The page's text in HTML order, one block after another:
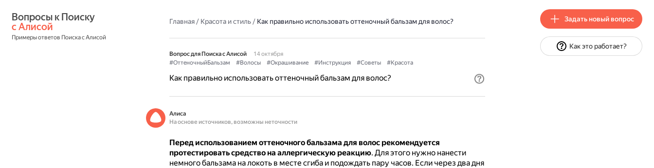
с Алисой
Примеры ответов Поиска с Алисой
Главная/ Красота и стиль/ Как правильно использовать оттеночный бальзам для волос?
Вопрос для Поиска с Алисой
14 октября
#ОттеночныйБальзам
#Волосы #Окрашивание #Инструкция #Советы #Красота
Как правильно использовать оттеночный бальзам для волос?
Алиса
На основе источников, возможны неточности
Перед использованием оттеночного бальзама для волос рекомендуется
протестировать средство на аллергическую реакцию. Для этого нужно нанести
немного бальзама на локоть в месте сгиба и подождать пару часов. Если через два дня
Задать новый вопрос
Как это работает?